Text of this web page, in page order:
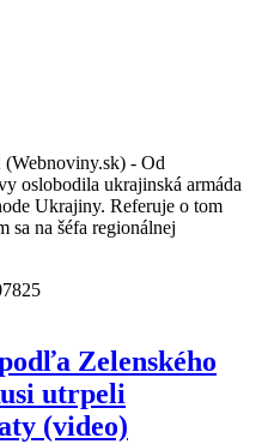
(Webnoviny.sk) - Od
oslobodila ukrajinská armáda
Ukrajiny. Referuje o tom
sa na šéfa regionálnej
Zelenského
utrpeli
(video)